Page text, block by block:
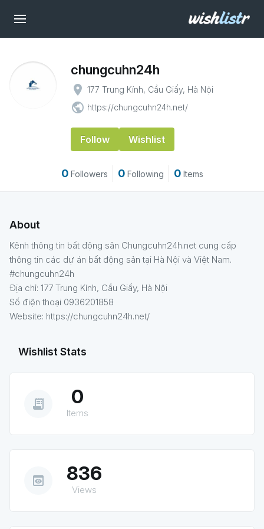
chungcuhn24h
place 177 Trung Kính, Cầu Giấy, Hà Nội
public https://chungcuhn24h.net/
Follow Wishlist
0 Followers 0 Following 0 Items
About
Kênh thông tin bất động sản Chungcuhn24h.net cung cấp
thông tin các dự án bất động sản tại Hà Nội và Việt Nam.
#chungcuhn24h
Địa chỉ: 177 Trung Kính, Cầu Giấy, Hà Nội
Số điện thoại 0936201858
Website: https://chungcuhn24h.net/
Wishlist Stats
receipt_long 0
Items
preview 836
Views